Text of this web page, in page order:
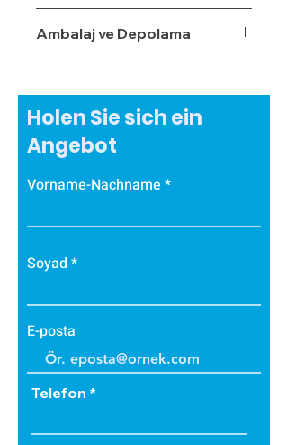
Ambalaj ve Depolama
Holen Sie sich ein
Angebot
Vorname-Nachname
Soyad
E-posta
Telefon